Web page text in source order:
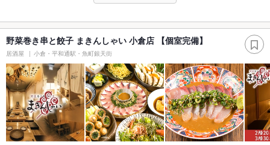
野菜巻き串と餃子 まきんしゃい 小倉店 【個室完備】
居酒屋 小倉・平和通駅・魚町銀天街